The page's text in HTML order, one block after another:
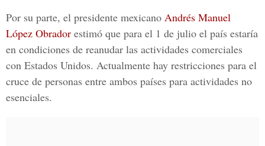
Por su parte, el presidente mexicano Andrés Manuel
López Obrador estimó que para el 1 de julio el país estaría
en condiciones de reanudar las actividades comerciales
con Estados Unidos. Actualmente hay restricciones para el
cruce de personas entre ambos países para actividades no
esenciales.